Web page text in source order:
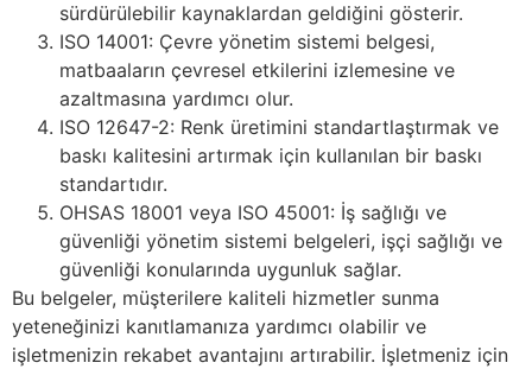
sürdürülebilir kaynaklardan geldiğini gösterir.
ISO 14001: Çevre yönetim sistemi belgesi,
matbaaların çevresel etkilerini izlemesine ve
azaltmasına yardımcı olur.
ISO 12647-2: Renk üretimini standartlaştırmak ve
baskı kalitesini artırmak için kullanılan bir baskı
standartıdır.
OHSAS 18001 veya ISO 45001: İş sağlığı ve
güvenliği yönetim sistemi belgeleri, işçi sağlığı ve
güvenliği konularında uygunluk sağlar.
Bu belgeler, müşterilere kaliteli hizmetler sunma
yeteneğinizi kanıtlamanıza yardımcı olabilir ve
işletmenizin rekabet avantajını artırabilir. İşletmeniz için